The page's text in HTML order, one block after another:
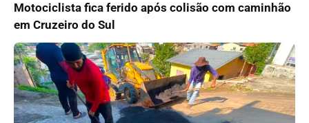
Motociclista fica ferido após colisão com caminhão
em Cruzeiro do Sul